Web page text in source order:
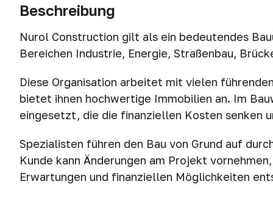
Beschreibung
Nurol Construction gilt als ein bedeutendes
Bereichen Industrie, Energie, Straßenbau,
Diese Organisation arbeitet mit vielen
bietet ihnen hochwertige Immobilien an. Im
eingesetzt, die die finanziellen Kosten senken
Spezialisten führen den Bau von Grund auf
Kunde kann Änderungen am Projekt
Erwartungen und finanziellen Möglichkeiten